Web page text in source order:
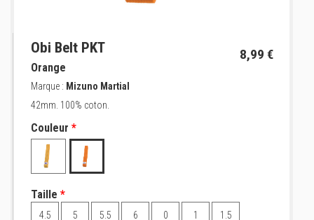
Obi Belt PKT 8,99 €
Orange
Marque : Mizuno Martial
42mm. 100% coton.
Couleur *
Taille *
4.5 5 5.5 6 0 1 1.5